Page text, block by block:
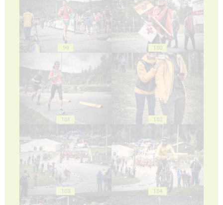
99 100
101 102
103 104